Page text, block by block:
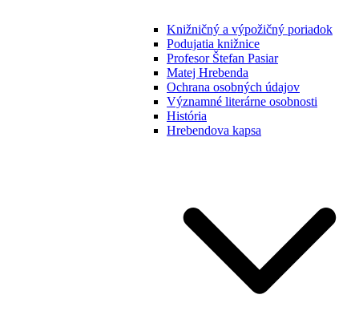
Knižničný a výpožičný poriadok
Podujatia knižnice
Profesor Štefan Pasiar
Matej Hrebenda
Ochrana osobných údajov
Významné literárne osobnosti
História
Hrebendova kapsa